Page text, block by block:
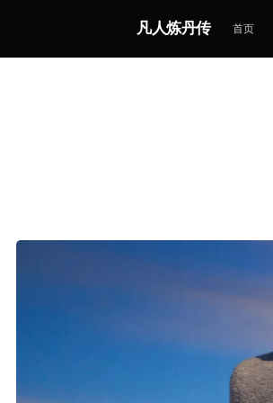
凡人炼丹传 首页